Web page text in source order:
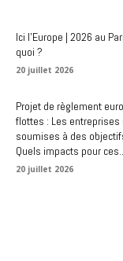
Ici l’Europe | 2026 au
quoi ?
20 juillet 2026
Projet de règlement
flottes : Les
soumises à des
Quels impacts pour
20 juillet 2026